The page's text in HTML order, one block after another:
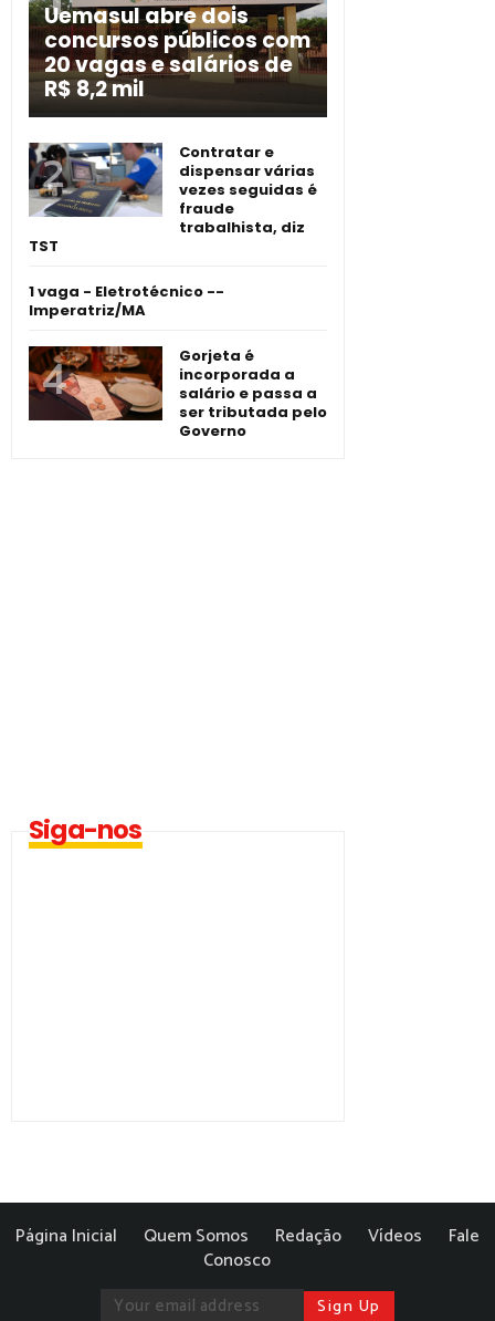
Uemasul abre dois
concursos públicos com
20 vagas e salários de
R$ 8,2 mil
Contratar e
dispensar várias
vezes seguidas é
fraude
trabalhista, diz
TST
1 vaga - Eletrotécnico -­
Imperatriz/MA
Gorjeta é
incorporada a
salário e passa a
ser tributada pelo
Governo
Siga-nos
Página Inicial Quem Somos Redação Vídeos
Fale
Conosco